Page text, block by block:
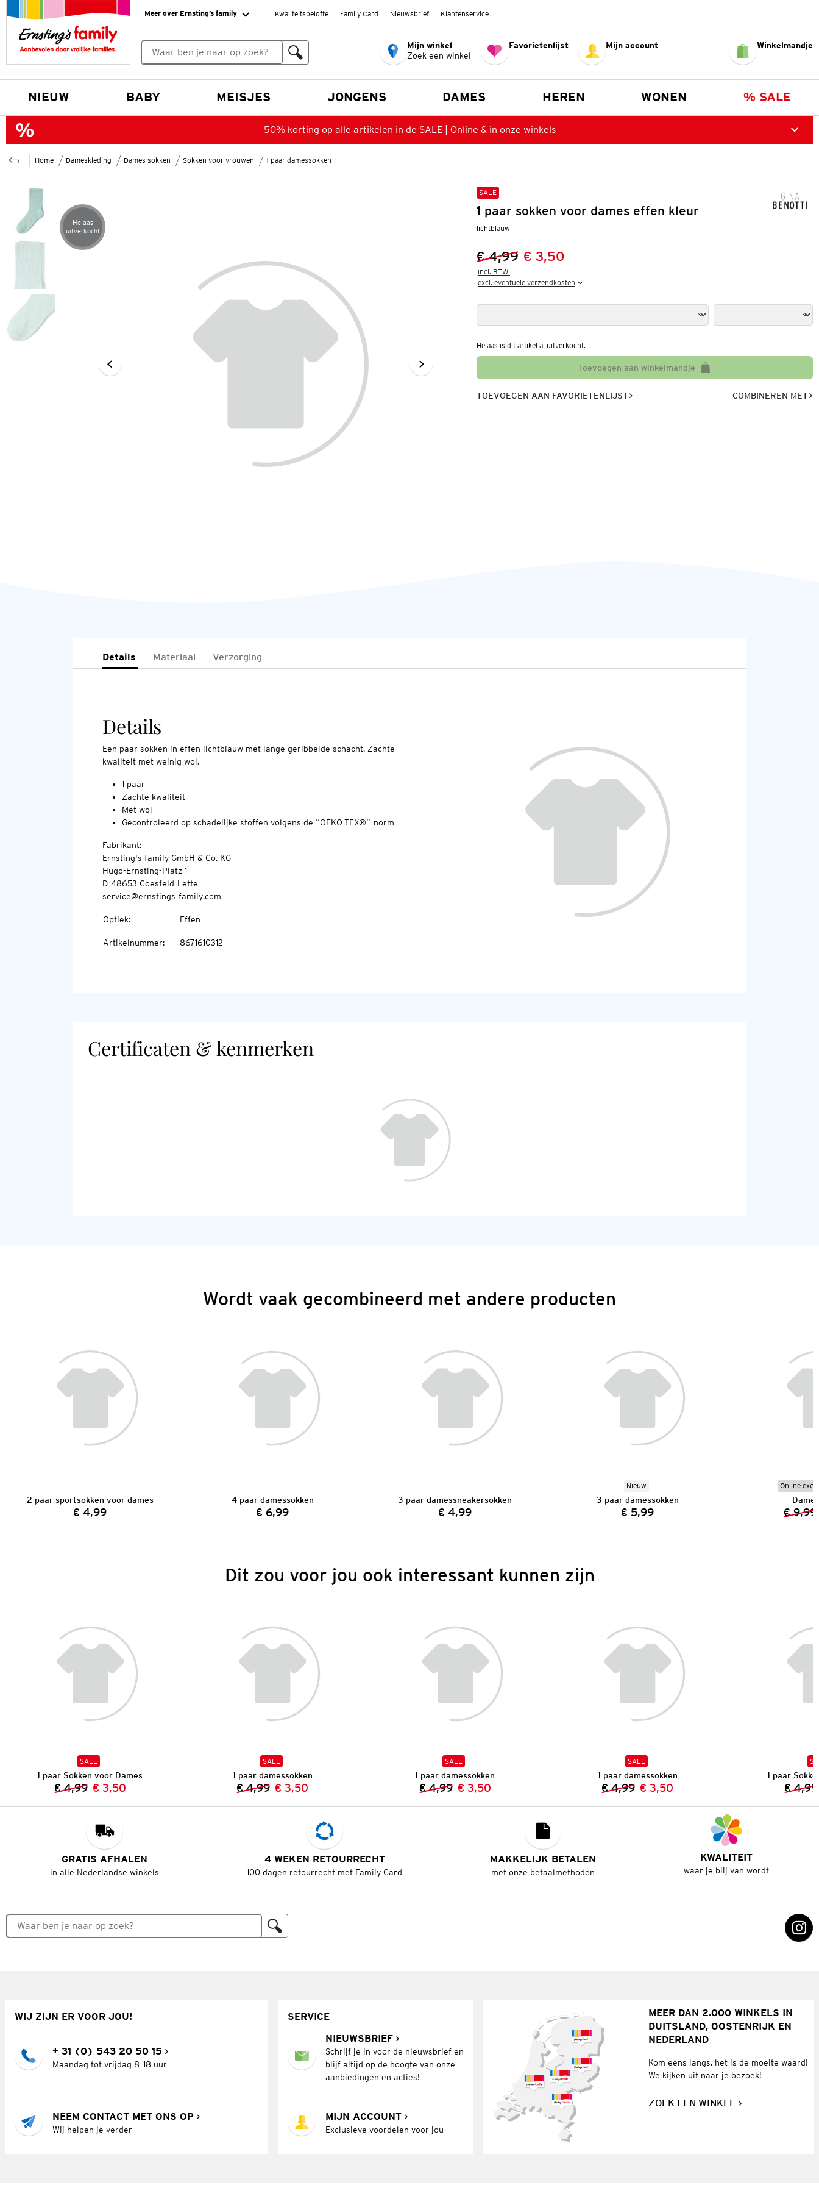
Meer over Ernsting’s family Kwaliteitsbelofte Family Card Nieuwsbrief Klantenservice
Mijn winkel
Zoek een winkel
Favorietenlijst Mijn account Winkelmandje
NIEUW BABY MEISJES JONGENS DAMES HEREN WONEN % SALE
50% korting op alle artikelen in de SALE | Online & in onze winkels
Home Dameskleding Dames sokken Sokken voor vrouwen 1 paar damessokken
Artikel helaas uitverkocht
Helaas
uitverkocht
SALE
1 paar sokken voor dames effen kleur
lichtblauw
Vorige prijs:
€ 4,99
Nieuwe prijs:
€ 3,50
incl. BTW
excl. eventuele verzendkosten
Helaas is dit artikel al uitverkocht.
Toevoegen aan winkelmandje
TOEVOEGEN AAN FAVORIETENLIJST COMBINEREN MET
Details Materiaal Verzorging
Details
Een paar sokken in effen lichtblauw met lange geribbelde schacht. Zachte
kwaliteit met weinig wol.
1 paar
Zachte kwaliteit
Met wol
Gecontroleerd op schadelijke stoffen volgens de “OEKO-TEX®”-norm
Fabrikant:
Ernsting's family GmbH & Co. KG
Hugo-Ernsting-Platz 1
D-48653 Coesfeld-Lette
service@ernstings-family.com
Optiek: Effen
Artikelnummer: 8671610312
Certificaten & kenmerken
Wordt vaak gecombineerd met andere producten
2 paar sportsokken voor dames
Prijs:
€ 4,99
4 paar damessokken
Prijs:
€ 6,99
3 paar damessneakersokken
Prijs:
€ 4,99
Nieuw
3 paar damessokken
Prijs:
€ 5,99
Online
€ 9,99
Dit zou voor jou ook interessant kunnen zijn
SALE
1 paar Sokken voor Dames
Vorige prijs:
€ 4,99 Nieuwe prijs:
€ 3,50
SALE
1 paar damessokken
Vorige prijs:
€ 4,99 Nieuwe prijs:
€ 3,50
SALE
1 paar damessokken
Vorige prijs:
€ 4,99 Nieuwe prijs:
€ 3,50
SALE
1 paar damessokken
Vorige prijs:
€ 4,99 Nieuwe prijs:
€ 3,50
1 paar
€ 4,99
GRATIS AFHALEN
in alle Nederlandse winkels
4 WEKEN RETOURRECHT
100 dagen retourrecht met Family Card
MAKKELIJK BETALEN
met onze betaalmethoden
KWALITEIT
waar je blij van wordt
WIJ ZIJN ER VOOR JOU!
+ 31 (0) 543 20 50 15
Maandag tot vrijdag 8–18 uur
NEEM CONTACT MET ONS OP
Wij helpen je verder
SERVICE
NIEUWSBRIEF
Schrijf je in voor de nieuwsbrief en
blijf altijd op de hoogte van onze
aanbiedingen en acties!
MIJN ACCOUNT
Exclusieve voordelen voor jou
MEER DAN 2.000 WINKELS IN
DUITSLAND, OOSTENRIJK EN
NEDERLAND
Kom eens langs, het is de moeite waard!
We kijken uit naar je bezoek!
ZOEK EEN WINKEL